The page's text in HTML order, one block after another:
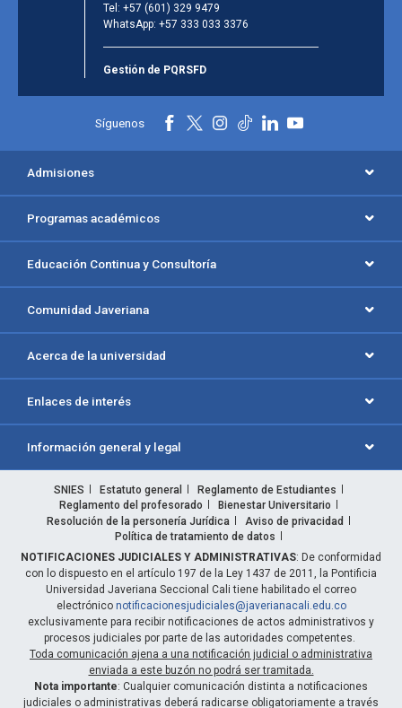
Tel: +57 (601) 329 9479
WhatsApp: +57 333 033 3376
Gestión de PQRSFD
Síguenos
Admisiones
Programas académicos
Educación Continua y Consultoría
Comunidad Javeriana
Acerca de la universidad
Enlaces de interés
Información general y legal
SNIES Estatuto general
Reglamento de Estudiantes
Reglamento del profesorado
Bienestar Universitario
Resolución de la personería Jurídica
Aviso de privacidad
Política de tratamiento de datos
NOTIFICACIONES JUDICIALES Y ADMINISTRATIVAS: De conformidad
con lo dispuesto en el artículo 197 de la Ley 1437 de 2011, la Pontificia
Universidad Javeriana Seccional Cali tiene habilitado el correo
electrónico notificacionesjudiciales@javerianacali.edu.co
exclusivamente para recibir notificaciones de actos administrativos y
procesos judiciales por parte de las autoridades competentes.
Toda comunicación ajena a una notificación judicial o administrativa
enviada a este buzón no podrá ser tramitada.
Nota importante: Cualquier comunicación distinta a notificaciones
judiciales o administrativas deberá radicarse obligatoriamente a través